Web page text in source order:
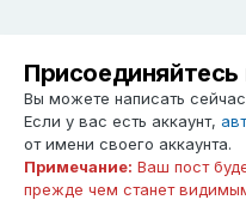
Вы можете написать
Если у вас есть аккаунт,
от имени своего аккаунта.
Примечание: Ваш пост
прежде чем станет